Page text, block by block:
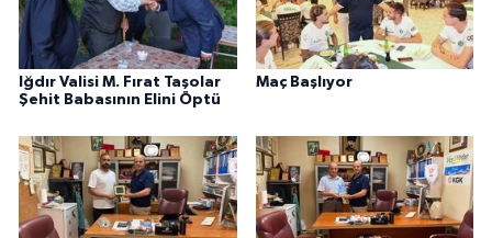
Iğdır Valisi M. Fırat Taşolar
Şehit Babasının Elini Öptü
Maç Başlıyor